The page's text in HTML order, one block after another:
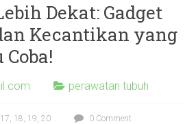
Dekat: Gadget
Kecantikan yang
perawatan tubuh
17, 18, 19,20 0 Comment